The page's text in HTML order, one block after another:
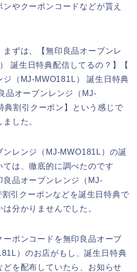
やクーポンコードなどが貰え
ずは、【無印良品オーブンレ
誕生日特典配信してるの？】【
（MJ‐MWO181L） 誕生日特典
品オーブンレンジ（MJ‐
典割引クーポン】という感じで
した。
レンジ（MJ‐MWO181L）の誕
は、徹底的に調べたのです
品オーブンレンジ（MJ‐
引クーポンなどを誕生日特典で
分かりませんでした。
ーポンコードを無印良品オーブ
）のお店がもし、誕生日特典
どを配布していたら、お知らせ